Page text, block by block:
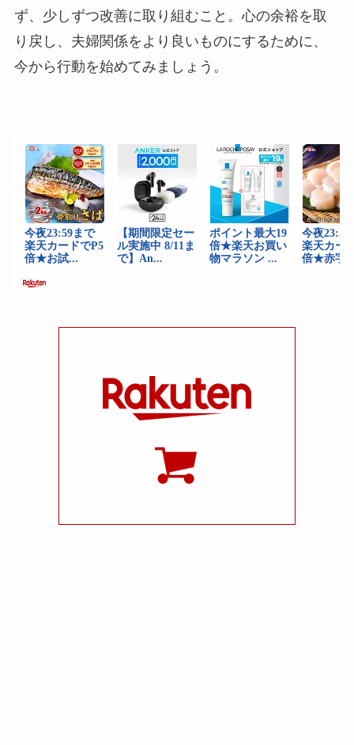
ず、少しずつ改善に取り組むこと。心の余裕を取
り戻し、夫婦関係をより良いものにするために、
今から行動を始めてみましょう。